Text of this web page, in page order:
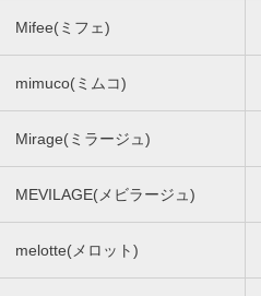
Mifee(ミフェ)
mimuco(ミムコ)
Mirage(ミラージュ)
MEVILAGE(メビラージュ)
melotte(メロット)